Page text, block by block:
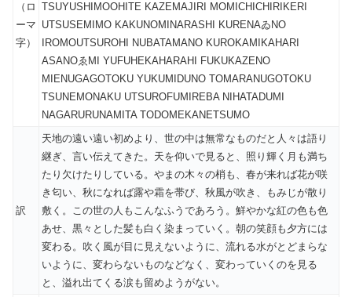
（ロ
ーマ
字）
TSUYUSHIMOOHITE KAZEMAJIRI MOMICHICHIRIKERI
UTSUSEMIMO KAKUNOMINARASHI KURENAゐNO
IROMOUTSUROHI NUBATAMANO KUROKAMIKAHARI
ASANOゑMI YUFUHEKAHARAHI FUKUKAZENO
MIENUGAGOTOKU YUKUMIDUNO TOMARANUGOTOKU
TSUNEMONAKU UTSUROFUMIREBA NIHATADUMI
NAGARURUNAMITA TODOMEKANETSUMO
訳
天地の遠い遠い初めより、世の中は無常なものだと人々は語り
継ぎ、言い伝えてきた。天を仰いで見ると、照り輝く月も満ち
たり欠けたりしている。やまの木々の梢も、春が来れば花が咲
き匂い、秋になれば露や霜を帯び、秋風が吹き、もみじが散り
敷く。この世の人もこんなふうであろう。鮮やかな紅の色も色
あせ、黒々とした髪も白く染まっていく。朝の笑顔も夕方には
変わる。吹く風が目に見えないように、流れる水がとどまらな
いように、変わらないものなどなく、変わっていくのを見る
と、溢れ出てくる涙も留めようがない。